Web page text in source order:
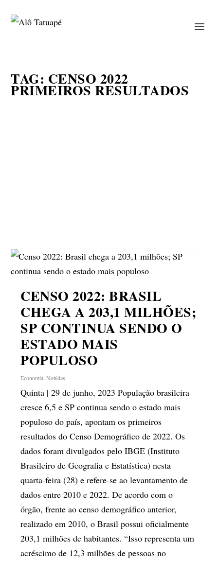
TAG: CENSO 2022
PRIMEIROS RESULTADOS
CENSO 2022: BRASIL
CHEGA A 203,1 MILHÕES;
SP CONTINUA SENDO O
ESTADO MAIS
POPULOSO
Economia ,Notícias
Quinta | 29 de junho, 2023 População brasileira
cresce 6,5 e SP continua sendo o estado mais
populoso do país, apontam os primeiros
resultados do Censo Demográfico de 2022. Os
dados foram divulgados pelo IBGE (Instituto
Brasileiro de Geografia e Estatística) nesta
quarta-feira (28) e refere-se ao levantamento de
dados entre 2010 e 2022. De acordo com o
órgão, frente ao censo demográfico anterior,
realizado em 2010, o Brasil possui oficialmente
203,1 milhões de habitantes. “Isso representa um
acréscimo de 12,3 milhões de pessoas no